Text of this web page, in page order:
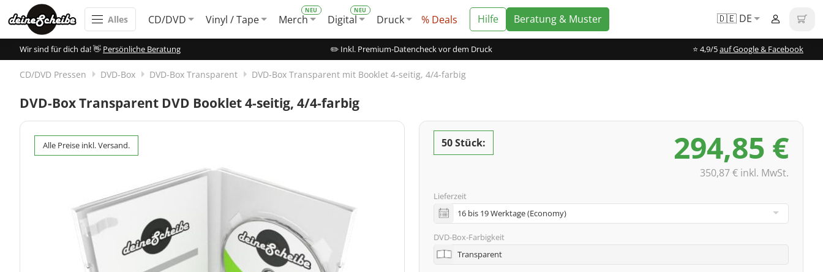
Alles CD/DVD Vinyl / Tape Merch Digital Druck % Deals Hilfe Beratung & Muster 🇩🇪 DE
Wir sind für dich da! 👋 Persönliche Beratung ✏️ Inkl. Premium-Datencheck vor dem Druck ⭐️ 4,9/5auf Google & Facebook
CD/DVD Pressen DVD-Box DVD-Box Transparent DVD-Box Transparent mit Booklet 4-seitig, 4/4-farbig
DVD-Box Transparent DVD Booklet 4-seitig, 4/4-farbig
Alle Preise inkl. Versand. 50 Stück: 294,85 €
350,87 € inkl. MwSt.
Lieferzeit
DVD-Box-Farbigkeit
Transparent